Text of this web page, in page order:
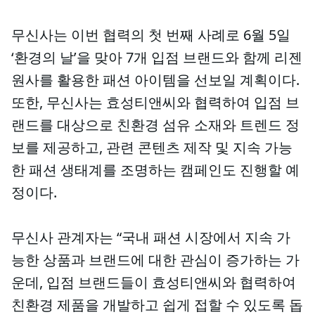
무신사는 이번 협력의 첫 번째 사례로 6월 5일
‘환경의 날’을 맞아 7개 입점 브랜드와 함께 리젠
원사를 활용한 패션 아이템을 선보일 계획이다.
또한, 무신사는 효성티앤씨와 협력하여 입점 브
랜드를 대상으로 친환경 섬유 소재와 트렌드 정
보를 제공하고, 관련 콘텐츠 제작 및 지속 가능
한 패션 생태계를 조명하는 캠페인도 진행할 예
정이다.
무신사 관계자는 “국내 패션 시장에서 지속 가
능한 상품과 브랜드에 대한 관심이 증가하는 가
운데, 입점 브랜드들이 효성티앤씨와 협력하여
친환경 제품을 개발하고 쉽게 접할 수 있도록 돕